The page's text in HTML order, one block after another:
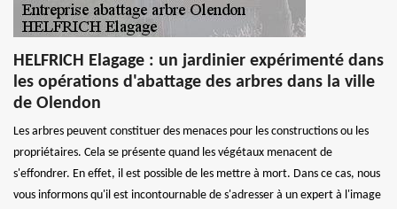
HELFRICH Elagage : un jardinier expérimenté dans
les opérations d'abattage des arbres dans la ville
de Olendon
Les arbres peuvent constituer des menaces pour les constructions ou les
propriétaires. Cela se présente quand les végétaux menacent de
s'effondrer. En effet, il est possible de les mettre à mort. Dans ce cas, nous
vous informons qu'il est incontournable de s'adresser à un expert à l'image